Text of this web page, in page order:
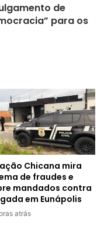
de
para os
Chicana mira
de fraudes e
mandados contra
em Eunápolis
atrás